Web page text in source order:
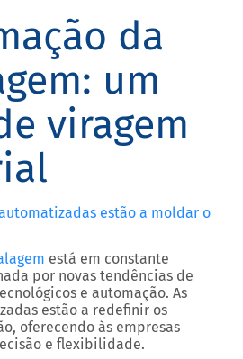
da
um
viragem
estão a moldar o
está em constante
por novas tendências de
e automação. As
estão a redefinir os
oferecendo às empresas
e flexibilidade.